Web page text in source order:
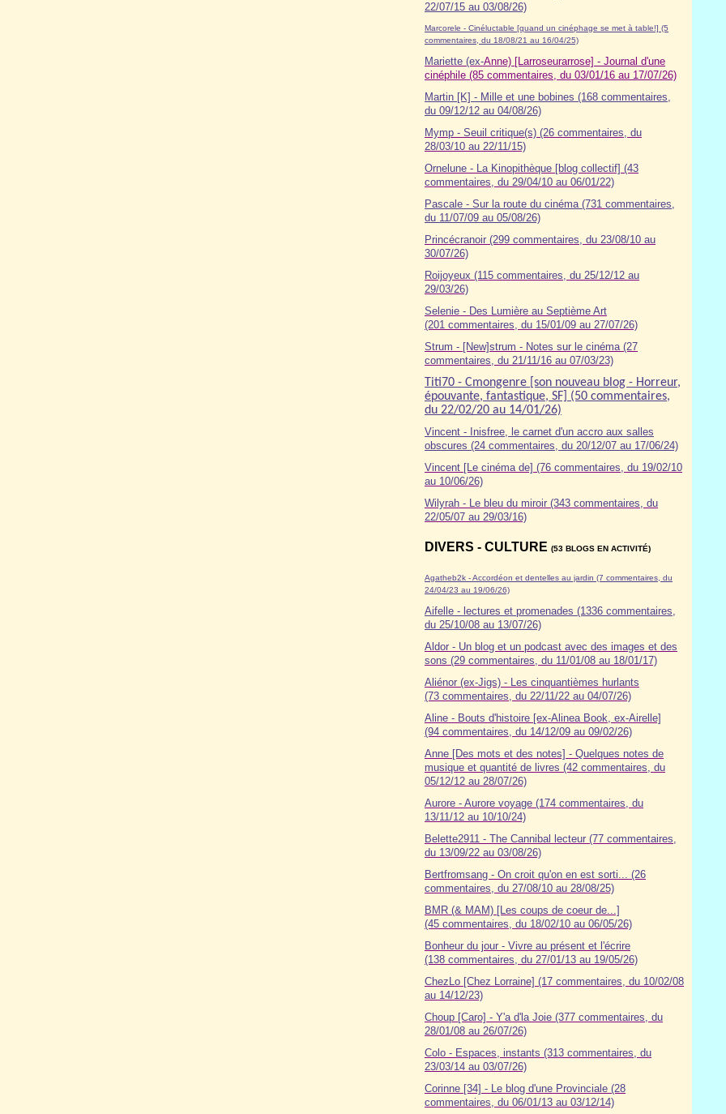
22/07/15 au 03/08/26)
Marcorele - Cinéluctable [quand un cinéphage se met à table!] (5
commentaires, du 18/08/21 au 16/04/25)
Mariette (ex-Anne) [Larroseurarrose] - Journal d'une
cinéphile (85 commentaires, du 03/01/16 au 17/07/26)
Martin [K] - Mille et une bobines (168 commentaires,
du 09/12/12 au 04/08/26)
Mymp - Seuil critique(s) (26 commentaires, du
28/03/10 au 22/11/15)
Ornelune - La Kinopithèque [blog collectif] (43
commentaires, du 29/04/10 au 06/01/22)
Pascale - Sur la route du cinéma (731 commentaires,
du 11/07/09 au 05/08/26)
Princécranoir (299 commentaires, du 23/08/10 au
30/07/26)
Roijoyeux (115 commentaires, du 25/12/12 au
29/03/26)
Selenie - Des Lumière au Septième Art
(201 commentaires, du 15/01/09 au 27/07/26)
Strum - [New]strum - Notes sur le cinéma (27
commentaires, du 21/11/16 au 07/03/23)
Titi70 - Cmongenre [son nouveau blog - Horreur,
épouvante, fantastique, SF] (50 commentaires,
du 22/02/20 au 14/01/26)
Vincent - Inisfree, le carnet d'un accro aux salles
obscures (24 commentaires, du 20/12/07 au 17/06/24)
Vincent [Le cinéma de] (76 commentaires, du 19/02/10
au 10/06/26)
Wilyrah - Le bleu du miroir (343 commentaires, du
22/05/07 au 29/03/16)
DIVERS - CULTURE (53 BLOGS EN ACTIVITÉ)
Agatheb2k - Accordéon et dentelles au jardin (7 commentaires, du
24/04/23 au 19/06/26)
Aifelle - lectures et promenades (1336 commentaires,
du 25/10/08 au 13/07/26)
Aldor - Un blog et un podcast avec des images et des
sons (29 commentaires, du 11/01/08 au 18/01/17)
Aliénor (ex-Jigs) - Les cinquantièmes hurlants
(73 commentaires, du 22/11/22 au 04/07/26)
Aline - Bouts d'histoire [ex-Alinea Book, ex-Airelle]
(94 commentaires, du 14/12/09 au 09/02/26)
Anne [Des mots et des notes] - Quelques notes de
musique et quantité de livres (42 commentaires, du
05/12/12 au 28/07/26)
Aurore - Aurore voyage (174 commentaires, du
13/11/12 au 10/10/24)
Belette2911 - The Cannibal lecteur (77 commentaires,
du 13/09/22 au 03/08/26)
Bertfromsang - On croit qu'on en est sorti... (26
commentaires, du 27/08/10 au 28/08/25)
BMR (& MAM) [Les coups de coeur de...]
(45 commentaires, du 18/02/10 au 06/05/26)
Bonheur du jour - Vivre au présent et l'écrire
(138 commentaires, du 27/01/13 au 19/05/26)
ChezLo [Chez Lorraine] (17 commentaires, du 10/02/08
au 14/12/23)
Choup [Caro] - Y'a d'la Joie (377 commentaires, du
28/01/08 au 26/07/26)
Colo - Espaces, instants (313 commentaires, du
23/03/14 au 03/07/26)
Corinne [34] - Le blog d'une Provinciale (28
commentaires, du 06/01/13 au 03/12/14)